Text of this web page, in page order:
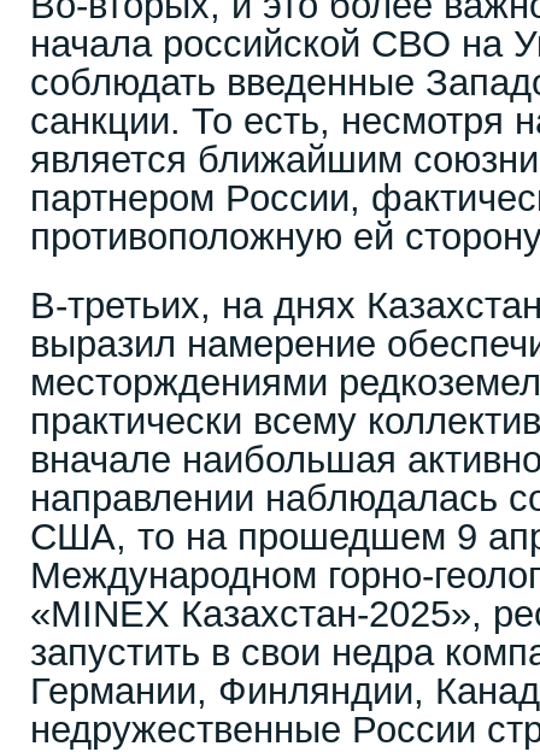
начала российской СВО на
соблюдать введенные
санкции. То есть, несмотря
является ближайшим
партнером России,
противоположную ей
В-третьих, на днях
выразил намерение
месторждениями
практически всему
вначале наибольшая
направлении наблюдалась
США, то на прошедшем 9
Международном горно-
«MINEX Казахстан-2025»,
запустить в свои недра
Германии, Финляндии,
недружественные России